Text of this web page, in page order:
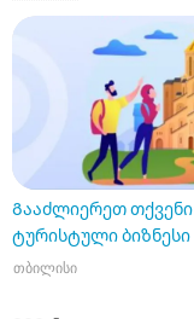
Გააძლიერეთ თქვენი
ტურისტული ბიზნესი
თბილისი